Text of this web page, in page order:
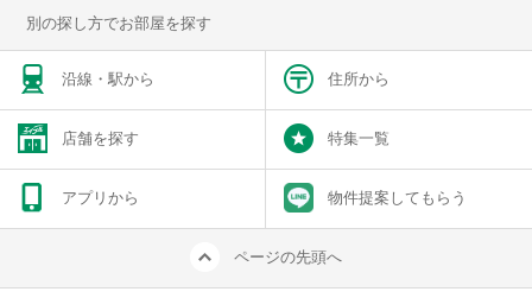
別の探し方でお部屋を探す
沿線・駅から 住所から
店舗を探す 特集一覧
アプリから 物件提案してもらう
ページの先頭へ